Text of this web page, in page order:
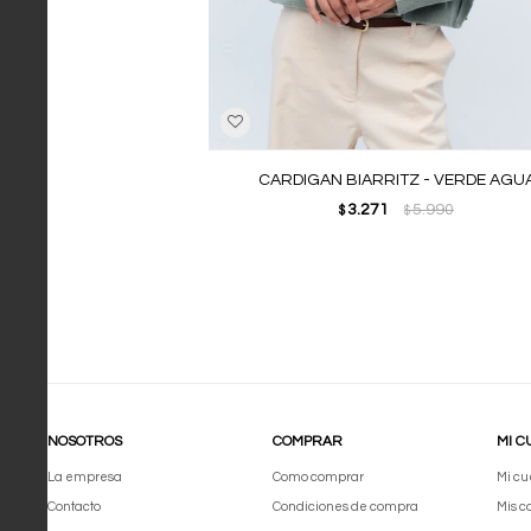
CARDIGAN BIARRITZ - VERDE
$3.271 $5.990
NOSOTROS
La empresa
Contacto
COMPRAR
Como comprar
Condiciones de compra
MI
Mi
Mis